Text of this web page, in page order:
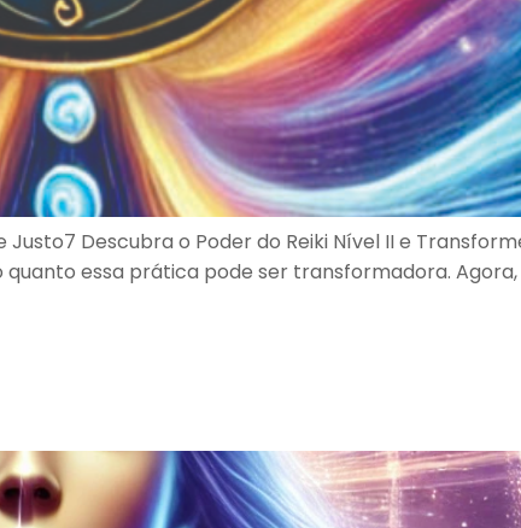
Descubra o Poder do Reiki Nível II e
quanto essa prática pode ser transformadora.